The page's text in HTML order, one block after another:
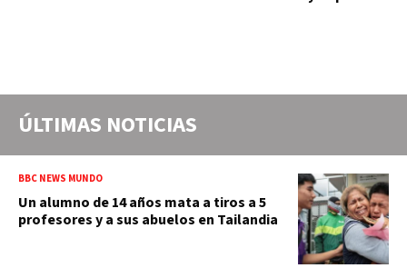
ÚLTIMAS NOTICIAS
BBC NEWS MUNDO
Un alumno de 14 años mata a tiros a 5
profesores y a sus abuelos en Tailandia